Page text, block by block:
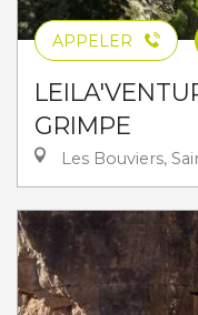
APPELER
GRIMPE
Les Bouviers,